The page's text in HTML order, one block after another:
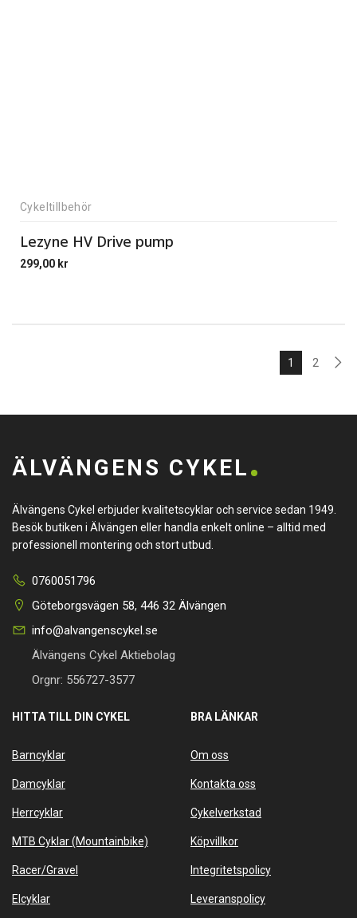
Cykeltillbehör
Lezyne HV Drive pump
299,00 kr
1 2
ÄLVÄNGENS CYKEL
Älvängens Cykel erbjuder kvalitetscyklar och service sedan 1949.
Besök butiken i Älvängen eller handla enkelt online – alltid med
professionell montering och stort utbud.
0760051796
Göteborgsvägen 58, 446 32 Älvängen
info@alvangenscykel.se
Älvängens Cykel Aktiebolag
Orgnr: 556727-3577
HITTA TILL DIN CYKEL
Barncyklar
Damcyklar
Herrcyklar
MTB Cyklar (Mountainbike)
Racer/Gravel
Elcyklar
BRA LÄNKAR
Om oss
Kontakta oss
Cykelverkstad
Köpvillkor
Integritetspolicy
Leveranspolicy